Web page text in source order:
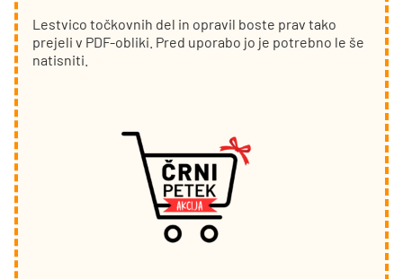
Lestvico točkovnih del in opravil boste prav tako
prejeli v PDF-obliki. Pred uporabo jo je potrebno le še
natisniti.